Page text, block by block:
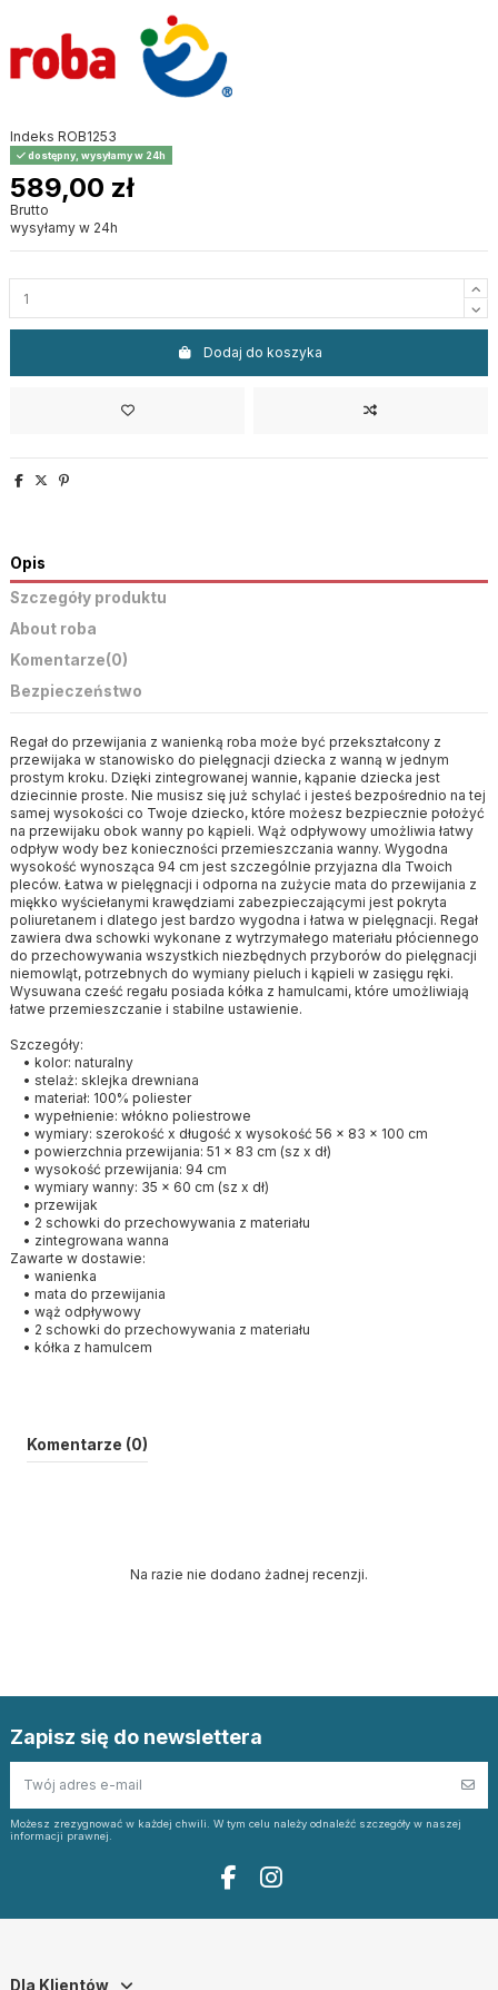
Indeks ROB1253
dostępny, wysyłamy w 24h
589,00 zł
Brutto
wysyłamy w 24h
Dodaj do koszyka
Opis
Szczegóły produktu
About roba
Komentarze(0)
Bezpieczeństwo
Regał do przewijania z wanienką roba może być przekształcony z
przewijaka w stanowisko do pielęgnacji dziecka z wanną w jednym
prostym kroku. Dzięki zintegrowanej wannie, kąpanie dziecka jest
dziecinnie proste. Nie musisz się już schylać i jesteś bezpośrednio na tej
samej wysokości co Twoje dziecko, które możesz bezpiecznie położyć
na przewijaku obok wanny po kąpieli. Wąż odpływowy umożliwia łatwy
odpływ wody bez konieczności przemieszczania wanny. Wygodna
wysokość wynosząca 94 cm jest szczególnie przyjazna dla Twoich
pleców. Łatwa w pielęgnacji i odporna na zużycie mata do przewijania z
miękko wyściełanymi krawędziami zabezpieczającymi jest pokryta
poliuretanem i dlatego jest bardzo wygodna i łatwa w pielęgnacji. Regał
zawiera dwa schowki wykonane z wytrzymałego materiału płóciennego
do przechowywania wszystkich niezbędnych przyborów do pielęgnacji
niemowląt, potrzebnych do wymiany pieluch i kąpieli w zasięgu ręki.
Wysuwana cześć regału posiada kółka z hamulcami, które umożliwiają
łatwe przemieszczanie i stabilne ustawienie.
Szczegóły:
• kolor: naturalny
• stelaż: sklejka drewniana
• materiał: 100% poliester
• wypełnienie: włókno poliestrowe
• wymiary: szerokość x długość x wysokość 56 x 83 x 100 cm
• powierzchnia przewijania: 51 x 83 cm (sz x dł)
• wysokość przewijania: 94 cm
• wymiary wanny: 35 x 60 cm (sz x dł)
• przewijak
• 2 schowki do przechowywania z materiału
• zintegrowana wanna
Zawarte w dostawie:
• wanienka
• mata do przewijania
• wąż odpływowy
• 2 schowki do przechowywania z materiału
• kółka z hamulcem
Komentarze (0)
Na razie nie dodano żadnej recenzji.
Zapisz się do newslettera
Możesz zrezygnować w każdej chwili. W tym celu należy odnaleźć szczegóły w naszej
informacji prawnej.
Dla Klientów